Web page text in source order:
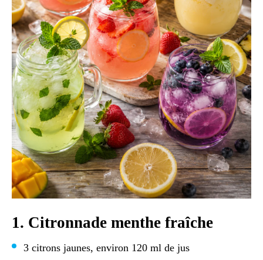
1. Citronnade menthe fraîche
3 citrons jaunes, environ 120 ml de jus